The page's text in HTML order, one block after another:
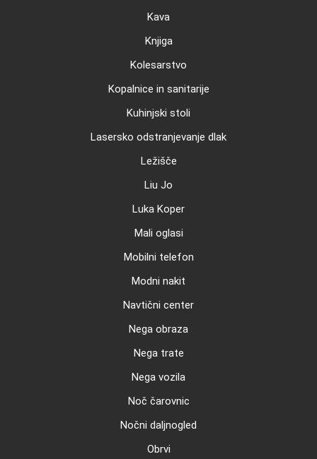
Kava
Knjiga
Kolesarstvo
Kopalnice in sanitarije
Kuhinjski stoli
Lasersko odstranjevanje dlak
Ležišče
Liu Jo
Luka Koper
Mali oglasi
Mobilni telefon
Modni nakit
Navtični center
Nega obraza
Nega trate
Nega vozila
Noč čarovnic
Nočni daljnogled
Obrvi